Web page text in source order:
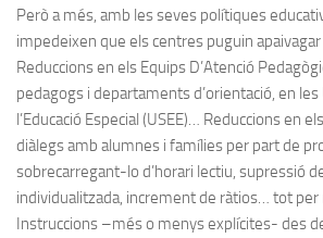
Però a més, amb les seves polítiques
impedeixen que els centres puguin
Reduccions en els Equips D’Atenció
pedagogs i departaments d’orientació, en
l’Educació Especial (USEE)… Reduccions en
diàlegs amb alumnes i famílies per part de
sobrecarregant-lo d’horari lectiu, supressió
individualitzada, increment de ràtios… tot per
Instruccions –més o menys explícites- des